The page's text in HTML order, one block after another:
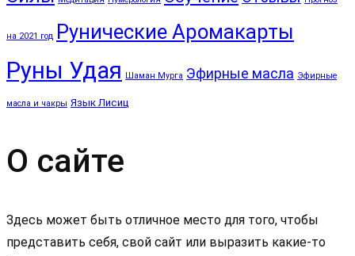
на 2021 год Рунические Аромакарты
Руны Удая Шаман Мурга Эфирные масла Эфирные
масла и чакры Язык Лисиц
О сайте
Здесь может быть отличное место для того, чтобы
представить себя, свой сайт или выразить какие-то